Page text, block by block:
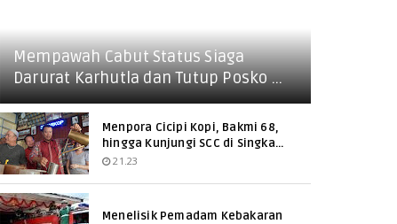
Mempawah Cabut Status Siaga
Darurat Karhutla dan Tutup Posko ...
Menpora Cicipi Kopi, Bakmi 68,
hingga Kunjungi SCC di Singka...
21.23
Menelisik Pemadam Kebakaran